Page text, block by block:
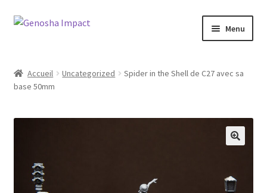
Aller
navigation
Aller
Menu
Cart
Checkout
Shop
Accueil Uncategorized
Spider in the Shell de C27 avec sa
base 50mm